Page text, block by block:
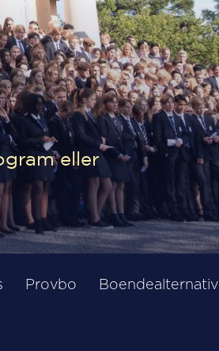
eller
Provbo Boendealternativ